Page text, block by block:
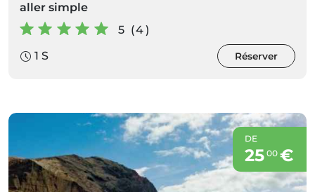
aller simple
5 (4)
1 S
Réserver
DE
25 00€